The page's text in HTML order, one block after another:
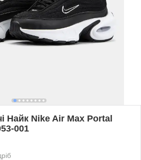
Найк Nike Air Max Portal
001